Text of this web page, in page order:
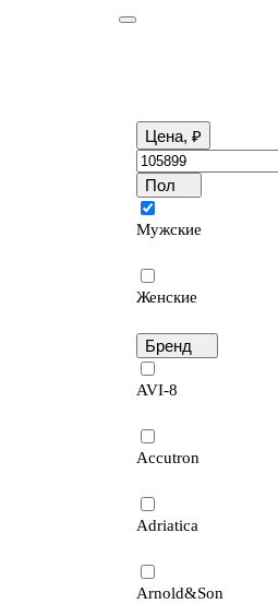
Цена, ₽
Пол
Мужские
Женские
Бренд
AVI-8
Accutron
Adriatica
Arnold&Son